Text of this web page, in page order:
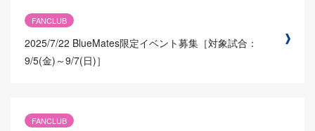
FANCLUB
2025/7/22 BlueMates限定イベント募集［対象試合：
9/5(金)～9/7(日)］
FANCLUB